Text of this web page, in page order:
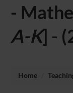
-
A-K] -
Home